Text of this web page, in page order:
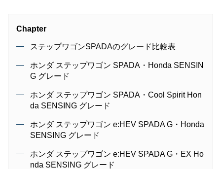
Chapter
ステップワゴンSPADAのグレード比較表
ホンダ ステップワゴン SPADA・Honda SENSIN
G グレード
ホンダ ステップワゴン SPADA・Cool Spirit Hon
da SENSING グレード
ホンダ ステップワゴン e:HEV SPADA G・Honda
SENSING グレード
ホンダ ステップワゴン e:HEV SPADA G・EX Ho
nda SENSING グレード